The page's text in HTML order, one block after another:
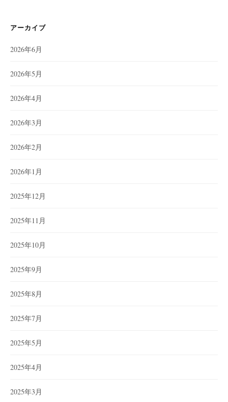
アーカイブ
2026年6月
2026年5月
2026年4月
2026年3月
2026年2月
2026年1月
2025年12月
2025年11月
2025年10月
2025年9月
2025年8月
2025年7月
2025年5月
2025年4月
2025年3月